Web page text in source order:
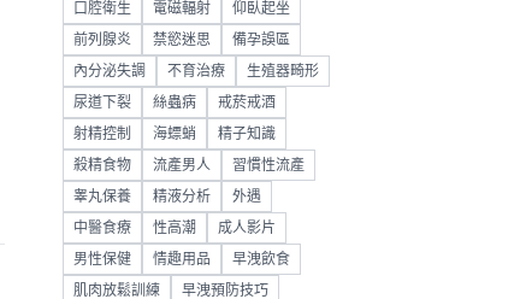
口腔衛生 電磁輻射 仰臥起坐
前列腺炎 禁慾迷思 備孕誤區
內分泌失調 不育治療 生殖器畸形
尿道下裂 絲蟲病 戒菸戒酒
射精控制 海螵蛸 精子知識
殺精食物 流產男人 習慣性流產
睾丸保養 精液分析 外遇
中醫食療 性高潮 成人影片
男性保健 情趣用品 早洩飲食
肌肉放鬆訓練 早洩預防技巧